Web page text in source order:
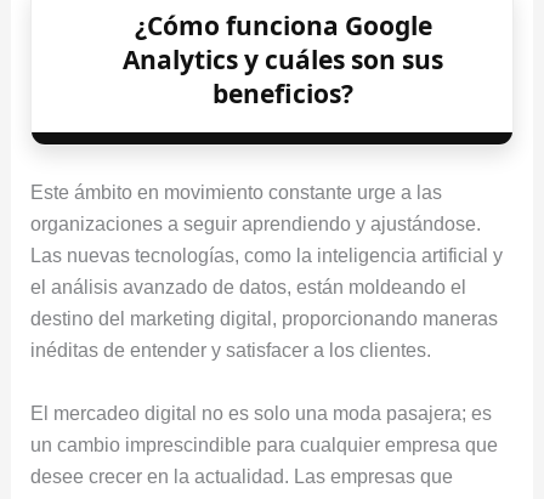
¿Cómo funciona Google
Analytics y cuáles son sus
beneficios?
Este ámbito en movimiento constante urge a las
organizaciones a seguir aprendiendo y ajustándose.
Las nuevas tecnologías, como la inteligencia artificial y
el análisis avanzado de datos, están moldeando el
destino del marketing digital, proporcionando maneras
inéditas de entender y satisfacer a los clientes.
El mercadeo digital no es solo una moda pasajera; es
un cambio imprescindible para cualquier empresa que
desee crecer en la actualidad. Las empresas que